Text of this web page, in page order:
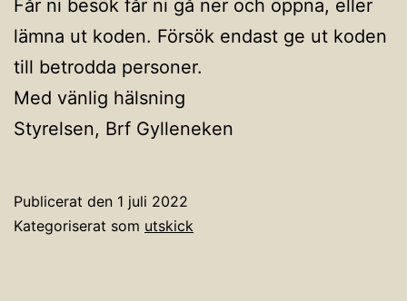
Får ni besök får ni gå ner och öppna, eller
lämna ut koden. Försök endast ge ut koden
till betrodda personer.
Med vänlig hälsning
Styrelsen, Brf Gylleneken
Publicerat den 1 juli 2022
Kategoriserat som utskick